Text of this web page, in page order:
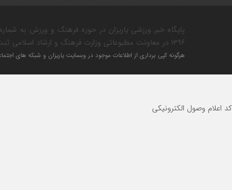
۱۳۹۶ در معاونت مطبوعاتی وزارت فرهنگ و ارشاد اسلامی ثبت شده است.
هرگونه کپی برداری از اطلاعات موجود در وبسایت یاریزان و شبکه های
کد اعلام وصول الکترونیکی